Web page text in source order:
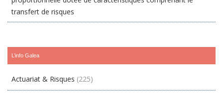
transfert de risques
L’info Galea
Actuariat & Risques (225)